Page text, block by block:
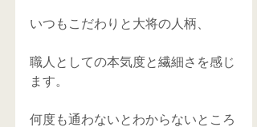
いつもこだわりと大将の人柄、
職人としての本気度と繊細さを感じ
ます。
何度も通わないとわからないところ